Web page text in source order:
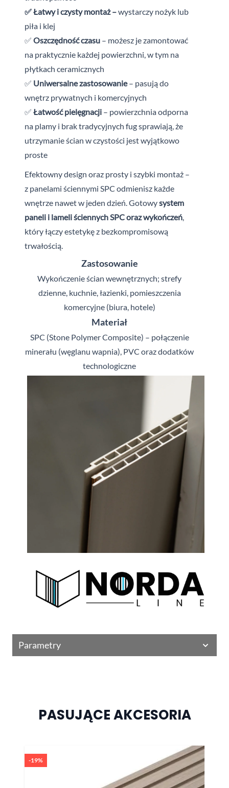
✅ Łatwy i czysty montaż –wystarczy nożyk lub
piła i klej
✅ Oszczędność czasu – możesz je zamontować
na praktycznie każdej powierzchni, w tym na
płytkach ceramicznych
✅ Uniwersalne zastosowanie– pasują do
wnętrz prywatnych i komercyjnych
✅ Łatwość pielęgnacji – powierzchnia odporna
na plamy i brak tradycyjnych fug sprawiają, że
utrzymanie ścian w czystości jest wyjątkowo
proste
Efektowny design oraz prosty i szybki montaż –
z panelami ściennymi SPC odmienisz każde
wnętrze nawet w jeden dzień. Gotowysystem
paneli i lameli ściennych SPC oraz wykończeń,
który łączy estetykę z bezkompromisową
trwałością.
Zastosowanie
Wykończenie ścian wewnętrznych; strefy
dzienne, kuchnie, łazienki, pomieszczenia
komercyjne (biura, hotele)
Materiał
SPC (Stone Polymer Composite) – połączenie
minerału (węglanu wapnia), PVC oraz dodatków
technologiczne
Parametry
PASUJĄCE AKCESORIA
-19%